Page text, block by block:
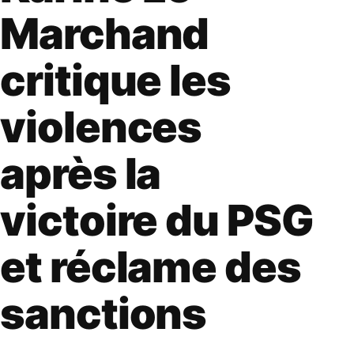
Marchand
critique les
violences
après la
victoire du PSG
et réclame des
sanctions